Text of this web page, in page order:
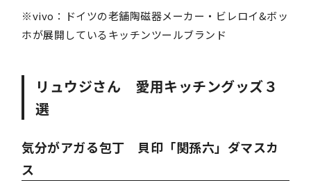
※vivo：ドイツの老舗陶磁器メーカー・ビレロイ&ボッ
ホが展開しているキッチンツールブランド
リュウジさん 愛用キッチングッズ３
選
気分がアガる包丁 貝印「関孫六」ダマスカ
ス